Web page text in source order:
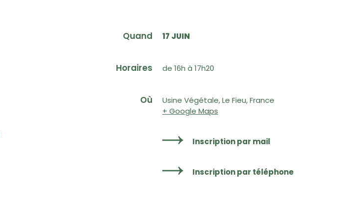
Quand 17 JUIN
Horaires de 16h à 17h20
Où
Usine Végétale, Le Fieu, France
+ Google Maps
Inscription par mail
Inscription par téléphone